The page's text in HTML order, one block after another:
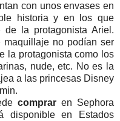
con unos envases en
historia y en los que
de la protagonista Ariel.
maquillaje no podían ser
la protagonista como los
nude, etc. No es la
a las princesas Disney
compraren Sephora
disponible en Estados